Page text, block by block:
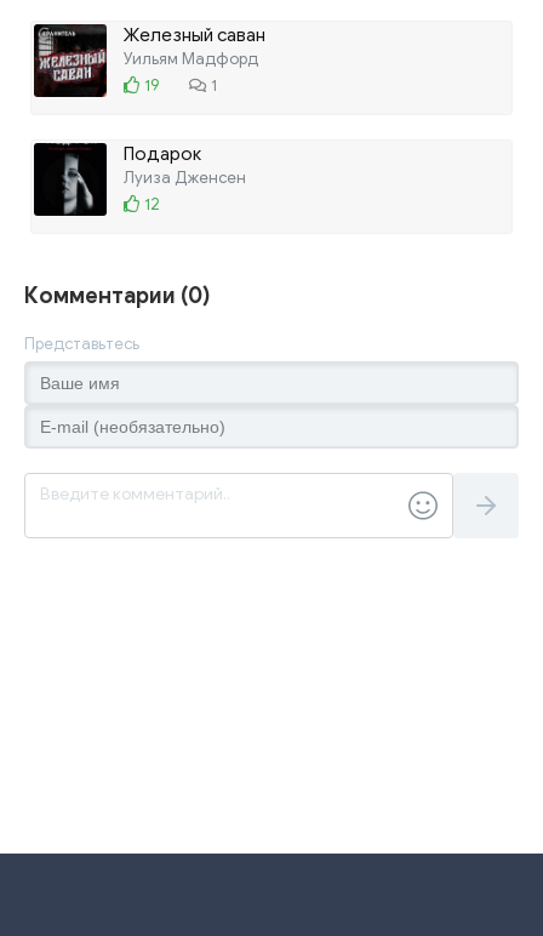
Железный саван
Уильям Мадфорд
19
1
Подарок
Луиза Дженсен
12
Комментарии (0)
Представьтесь